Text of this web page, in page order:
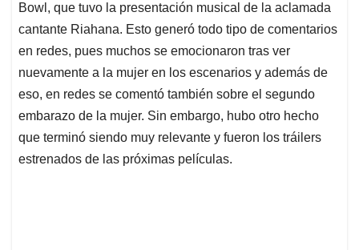
A
p
p
o
o
k
d
I
n
d
s
Bowl, que tuvo la presentación musical de la aclamada
cantante Riahana. Esto generó todo tipo de comentarios
en redes, pues muchos se emocionaron tras ver
nuevamente a la mujer en los escenarios y además de
eso, en redes se comentó también sobre el segundo
embarazo de la mujer. Sin embargo, hubo otro hecho
que terminó siendo muy relevante y fueron los tráilers
estrenados de las próximas películas.